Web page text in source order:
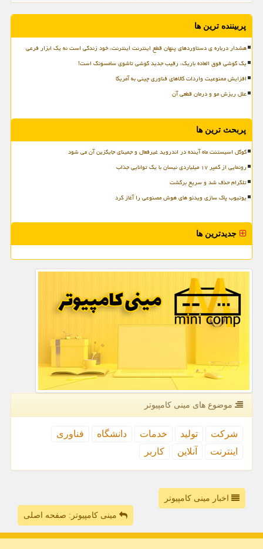
پربیننده ترین ها
هشدار درباره ی دستاوردهای پنهان قطع اینترنت اینترنت، خود زندگی است نه یک ابزار فرعی
یک گوشی فوق العاده باریک، رقیب جدید گوشی تاشوی سامسونگ است!
افزایش ممنوعیت واردات کالاهای فناوری چینی به آمریکا
علل ریزش مو و درمان قطعی آن
پربحث ترین ها
گوگل اسیستنت ماه آینده در اندروید غیرفعال و جمینای جایگزین آن می شود
رونمایی از کمپر ۱۷ میلیاردی نیسان با یک توانایی جذاب
تلگرام حذف شد و سریع برگشت
یوتیوب پاک سازی ویدئو های هوش مصنوعی را آغاز کرد
جدیدترین ها
موضوع های مینی كامپیوتر
شركت تولید خدمات دانشگاه
فناوری
اینترنت
آنلاین كاربر
اخبار مینی کامپیوتر
مینی کامپیوتر: صفحه اصلی